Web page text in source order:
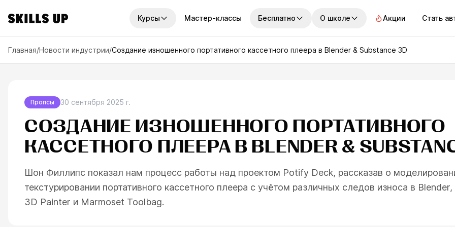
Курсы
КУРСЫ
курсы Наборы курсов
14 курсов
Годовой доступ
курсов
живопись Мини-курсы
все курсы
Ответьте на 7 вопросов и
искусстве подходит именно
Пройти тест
Мастер-классы Бесплатно
Стримы Бесплатные уроки
О школе
История школы
Акции Стать
Главная/Новости индустрии/Создание изношенного портативного кассетного плеера в Blender & Substance 3D
Пропсы 30 сентября 2025 г.
СОЗДАНИЕ ИЗНОШЕННОГО ПОРТАТИВНОГО
КАССЕТНОГО ПЛЕЕРА В BLENDER &
Шон Филлипс показал нам процесс работы над проектом Potify Deck, рассказав о
текстурировании портативного кассетного плеера с учётом различных следов износа в
3D Painter и Marmoset Toolbag.